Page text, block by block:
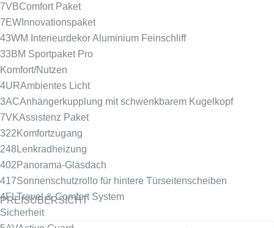
7VBComfort Paket
7EW Innovationspaket
43WM Interieurdekor Aluminium Feinschliff
33BM Sportpaket Pro
Komfort/Nutzen
4URAmbientes Licht
3ACAnhängerkupplung mit schwenkbarem Kugelkopf
7VKAssistenz Paket
322 Komfortzugang
248 Lenkradheizung
402 Panorama-Glasdach
417Sonnenschutzrollo für hintere Türseitenscheiben
4FLTravel & Comfort System
Sicherheit
PREISÜBERSICHT